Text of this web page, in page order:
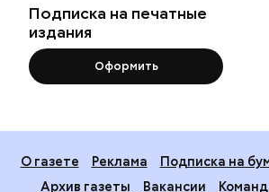
Подписка на печатные
издания
Оформить
О газете Реклама
Подписка на
Архив газеты
Вакансии